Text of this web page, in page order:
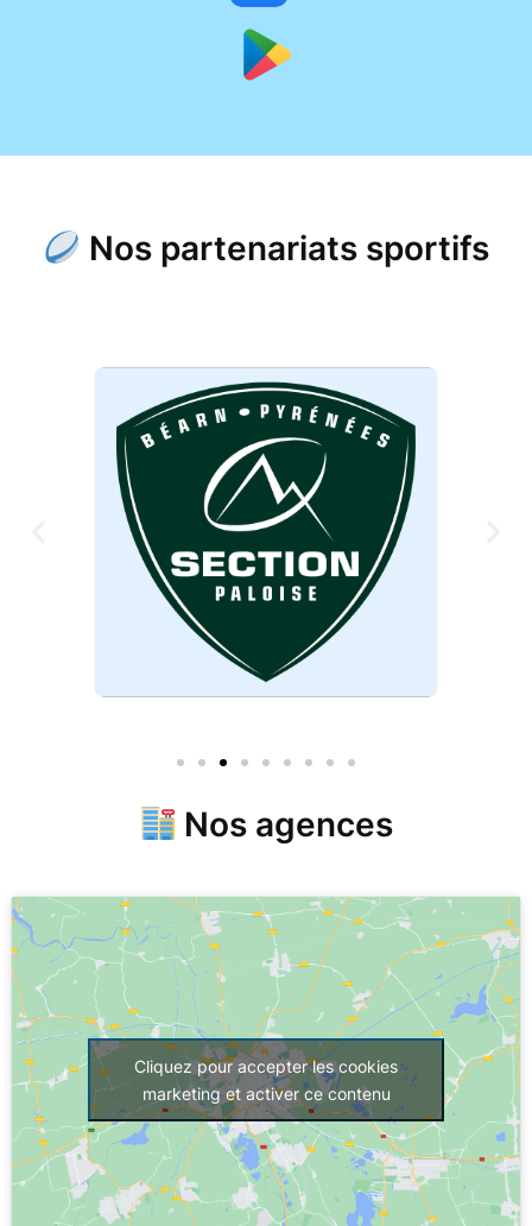
Nos partenariats sportifs
Nos agences
Cliquez pour accepter les cookies
marketing et activer ce contenu